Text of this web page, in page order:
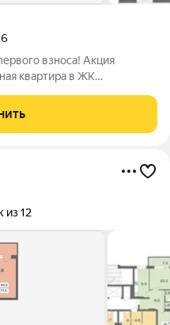
взноса! Акция
квартира в ЖК
Действуют все
из 12